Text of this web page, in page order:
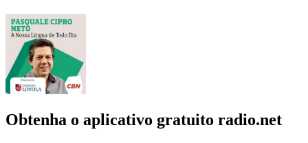
Obtenha o aplicativo gratuito radio.net